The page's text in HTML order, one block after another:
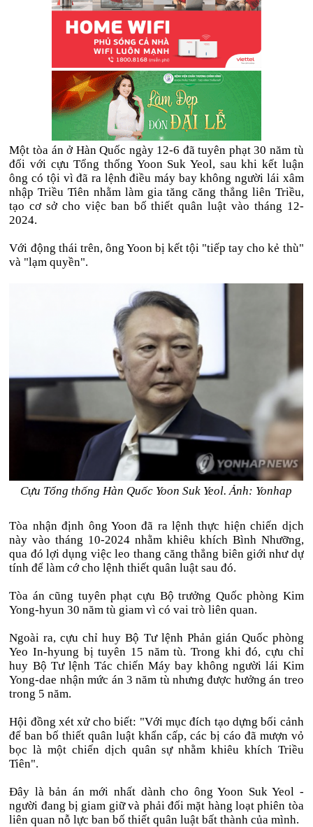
Một tòa án ở Hàn Quốc ngày 12-6 đã tuyên phạt 30 năm tù
đối với cựu Tổng thống Yoon Suk Yeol, sau khi kết luận
ông có tội vì đã ra lệnh điều máy bay không người lái xâm
nhập Triều Tiên nhằm làm gia tăng căng thẳng liên Triều,
tạo cơ sở cho việc ban bố thiết quân luật vào tháng 12-
2024.
Với động thái trên, ông Yoon bị kết tội "tiếp tay cho kẻ thù"
và "lạm quyền".
Cựu Tổng thống Hàn Quốc Yoon Suk Yeol. Ảnh: Yonhap
Tòa nhận định ông Yoon đã ra lệnh thực hiện chiến dịch
này vào tháng 10-2024 nhằm khiêu khích Bình Nhưỡng,
qua đó lợi dụng việc leo thang căng thẳng biên giới như dự
tính để làm cớ cho lệnh thiết quân luật sau đó.
Tòa án cũng tuyên phạt cựu Bộ trưởng Quốc phòng Kim
Yong-hyun 30 năm tù giam vì có vai trò liên quan.
Ngoài ra, cựu chỉ huy Bộ Tư lệnh Phản gián Quốc phòng
Yeo In-hyung bị tuyên 15 năm tù. Trong khi đó, cựu chỉ
huy Bộ Tư lệnh Tác chiến Máy bay không người lái Kim
Yong-dae nhận mức án 3 năm tù nhưng được hưởng án treo
trong 5 năm.
Hội đồng xét xử cho biết: "Với mục đích tạo dựng bối cảnh
để ban bố thiết quân luật khẩn cấp, các bị cáo đã mượn vỏ
bọc là một chiến dịch quân sự nhằm khiêu khích Triều
Tiên".
Đây là bản án mới nhất dành cho ông Yoon Suk Yeol -
người đang bị giam giữ và phải đối mặt hàng loạt phiên tòa
liên quan nỗ lực ban bố thiết quân luật bất thành của mình.